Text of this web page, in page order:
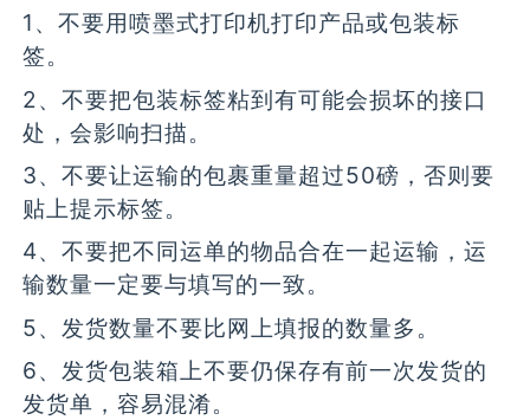
1、不要用喷墨式打印机打印产品或包装标
签。
2、不要把包装标签粘到有可能会损坏的接口
处，会影响扫描。
3、不要让运输的包裹重量超过50磅，否则要
贴上提示标签。
4、不要把不同运单的物品合在一起运输，运
输数量一定要与填写的一致。
5、发货数量不要比网上填报的数量多。
6、发货包装箱上不要仍保存有前一次发货的
发货单，容易混淆。